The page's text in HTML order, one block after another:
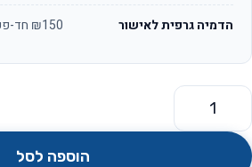
הדמיה גרפית לאישור ₪150 חד-פעמי, חינם ללקוחות פעילים
כמות של צידנית משפחתית היכולה לשמש גם
הוספה לסל